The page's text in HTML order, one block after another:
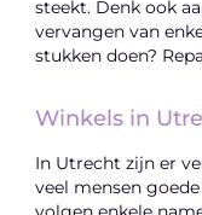
steekt. Denk ook
vervangen van
stukken doen?
Winkels in
In Utrecht zijn er
veel mensen